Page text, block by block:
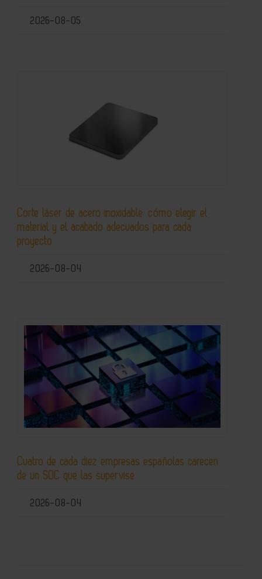
2026-08-05
Corte láser de acero inoxidable: cómo elegir el
material y el acabado adecuados para cada
proyecto
2026-08-04
Cuatro de cada diez empresas españolas carecen
de un SOC que las supervise
2026-08-04